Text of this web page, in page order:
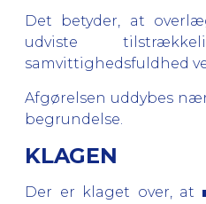
Det betyder, at
udviste
samvittighedsfuldhed
Afgørelsen uddybes
begrundelse.
KLAGEN
Der er klaget over, at